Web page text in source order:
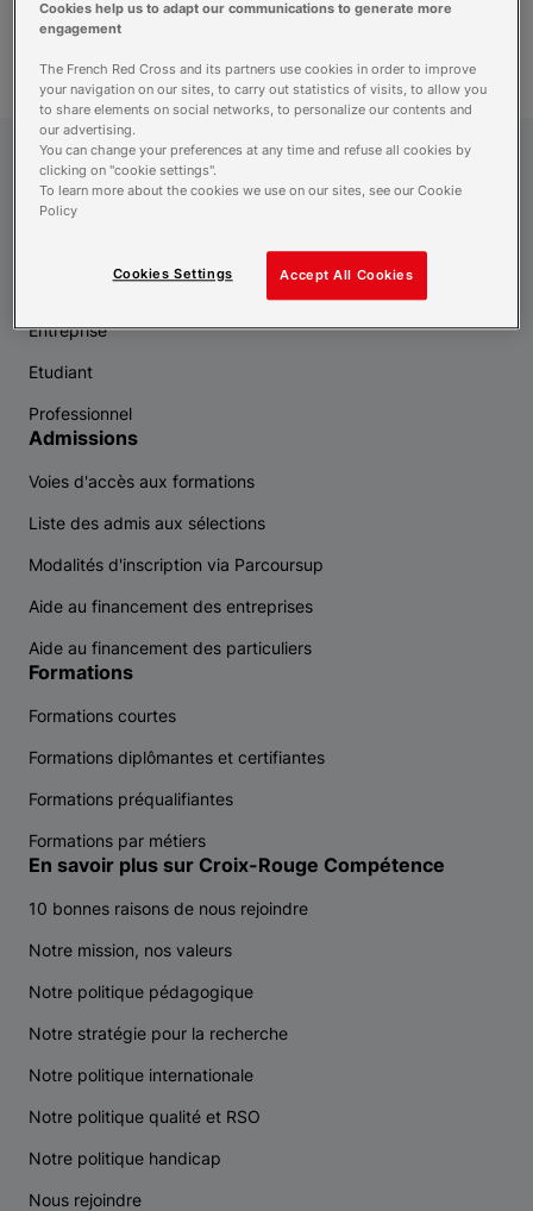
recherche
Croix-Rouge Compétence
Demandeur d'emploi
Entreprise
Etudiant
Professionnel
Admissions
Voies d'accès aux formations
Liste des admis aux sélections
Modalités d'inscription via Parcoursup
Aide au financement des entreprises
Aide au financement des particuliers
Formations
Formations courtes
Formations diplômantes et certifiantes
Formations préqualifiantes
Formations par métiers
En savoir plus sur Croix-Rouge Compétence
10 bonnes raisons de nous rejoindre
Notre mission, nos valeurs
Notre politique pédagogique
Notre stratégie pour la recherche
Notre politique internationale
Notre politique qualité et RSO
Notre politique handicap
Nous rejoindre
Cookies help us to adapt our communications to generate more
engagement
The French Red Cross and its partners use cookies in order to improve
your navigation on our sites, to carry out statistics of visits, to allow you
to share elements on social networks, to personalize our contents and
our advertising.
You can change your preferences at any time and refuse all cookies by
clicking on "cookie settings".
To learn more about the cookies we use on our sites, see our Cookie
Policy
Accept All Cookies
Cookies Settings